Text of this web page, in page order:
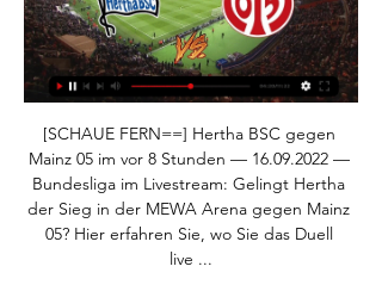
[SCHAUE FERN==] Hertha BSC gegen
Mainz 05 im vor 8 Stunden — 16.09.2022 —
Bundesliga im Livestream: Gelingt Hertha
der Sieg in der MEWA Arena gegen Mainz
05? Hier erfahren Sie, wo Sie das Duell
live ...